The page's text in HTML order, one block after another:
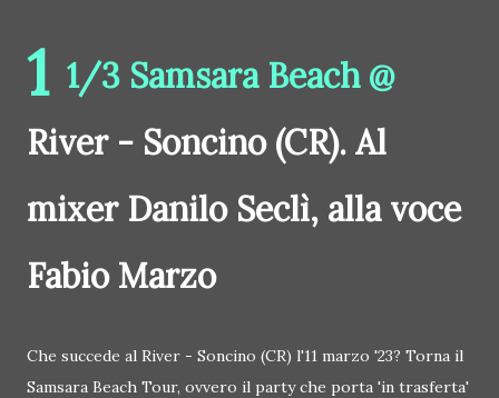
1 1/3 Samsara Beach @
River - Soncino (CR). Al
mixer Danilo Seclì, alla voce
Fabio Marzo
Che succede al River - Soncino (CR) l'11 marzo '23? Torna il
Samsara Beach Tour, ovvero il party che porta 'in trasferta'